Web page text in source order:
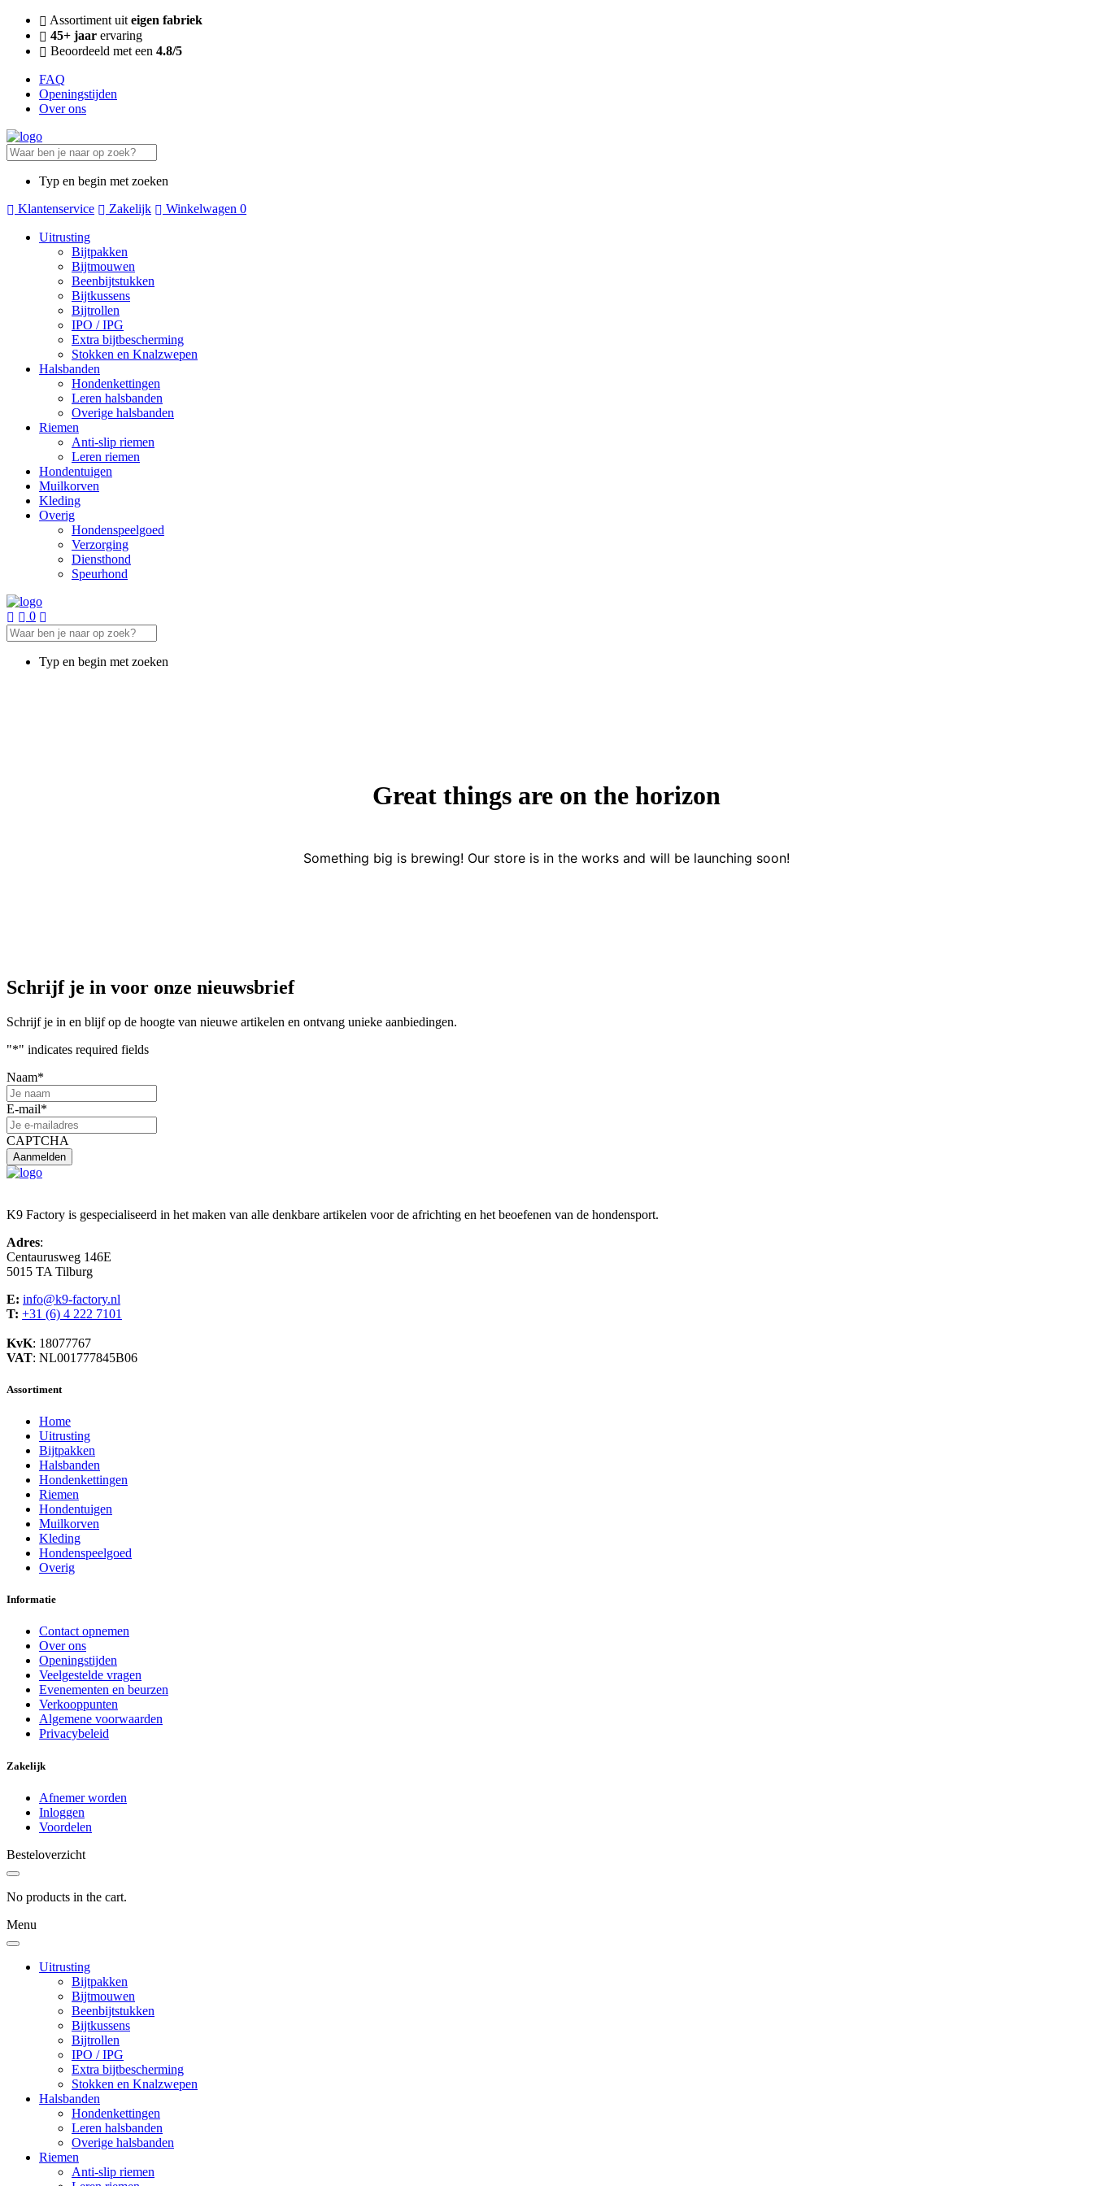
Assortiment uit eigen fabriek
45+ jaar ervaring
Beoordeeld met een 4.8/5
FAQ
Openingstijden
Over ons
Typ en begin met zoeken
Klantenservice
Zakelijk Winkelwagen 0
Uitrusting
Bijtpakken
Bijtmouwen
Beenbijtstukken
Bijtkussens
Bijtrollen
IPO / IPG
Extra bijtbescherming
Stokken en Knalzwepen
Halsbanden
Hondenkettingen
Leren halsbanden
Overige halsbanden
Riemen
Anti-slip riemen
Leren riemen
Hondentuigen
Muilkorven
Kleding
Overig
Hondenspeelgoed
Verzorging
Diensthond
Speurhond
0
Typ en begin met zoeken
Great things are on the horizon
Something big is brewing! Our store is in the works and will be launching soon!
Schrijf je in voor onze nieuwsbrief
Schrijf je in en blijf op de hoogte van nieuwe artikelen en ontvang unieke aanbiedingen.
"*" indicates required fields
Naam*
E-mail*
CAPTCHA
K9 Factory is gespecialiseerd in het maken van alle denkbare artikelen voor de africhting en het beoefenen van de hondensport.
Adres:
Centaurusweg 146E
5015 TA Tilburg
E: info@k9-factory.nl
T: +31 (6) 4 222 7101
KvK: 18077767
VAT: NL001777845B06
Assortiment
Home
Uitrusting
Bijtpakken
Halsbanden
Hondenkettingen
Riemen
Hondentuigen
Muilkorven
Kleding
Hondenspeelgoed
Overig
Informatie
Contact opnemen
Over ons
Openingstijden
Veelgestelde vragen
Evenementen en beurzen
Verkooppunten
Algemene voorwaarden
Privacybeleid
Zakelijk
Afnemer worden
Inloggen
Voordelen
Besteloverzicht
No products in the cart.
Menu
Uitrusting
Bijtpakken
Bijtmouwen
Beenbijtstukken
Bijtkussens
Bijtrollen
IPO / IPG
Extra bijtbescherming
Stokken en Knalzwepen
Halsbanden
Hondenkettingen
Leren halsbanden
Overige halsbanden
Riemen
Anti-slip riemen